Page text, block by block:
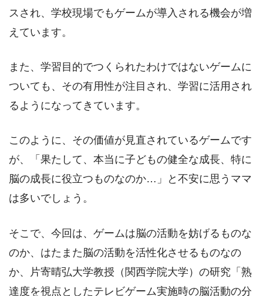
スされ、学校現場でもゲームが導入される機会が増
えています。
また、学習目的でつくられたわけではないゲームに
ついても、その有用性が注目され、学習に活用され
るようになってきています。
このように、その価値が見直されているゲームです
が、「果たして、本当に子どもの健全な成長、特に
脳の成長に役立つものなのか…」と不安に思うママ
は多いでしょう。
そこで、今回は、ゲームは脳の活動を妨げるものな
のか、はたまた脳の活動を活性化させるものなの
か、片寄晴弘大学教授（関西学院大学）の研究「熟
達度を視点としたテレビゲーム実施時の脳活動の分